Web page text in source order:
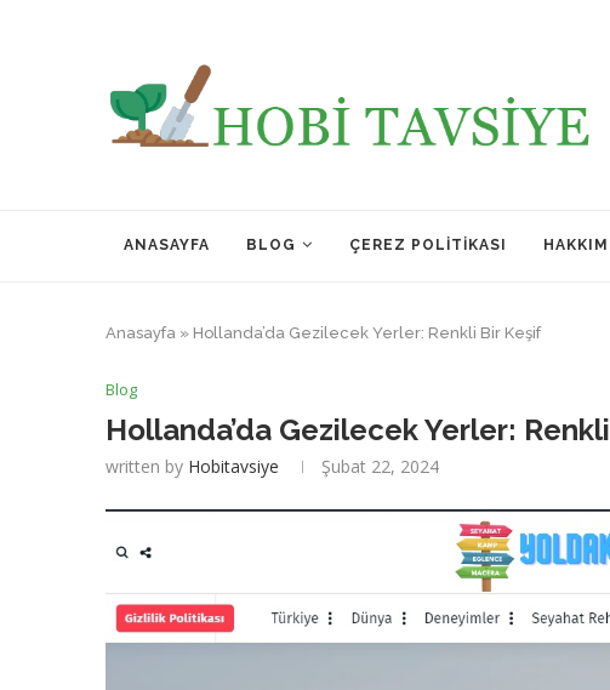
ANASAYFA BLOG ÇEREZ POLITIKASI
Anasayfa » Hollanda’da Gezilecek Yerler: Renkli Bir Keşif
Blog
Hollanda’da Gezilecek Yerler:
written by Hobitavsiye Şubat 22, 2024